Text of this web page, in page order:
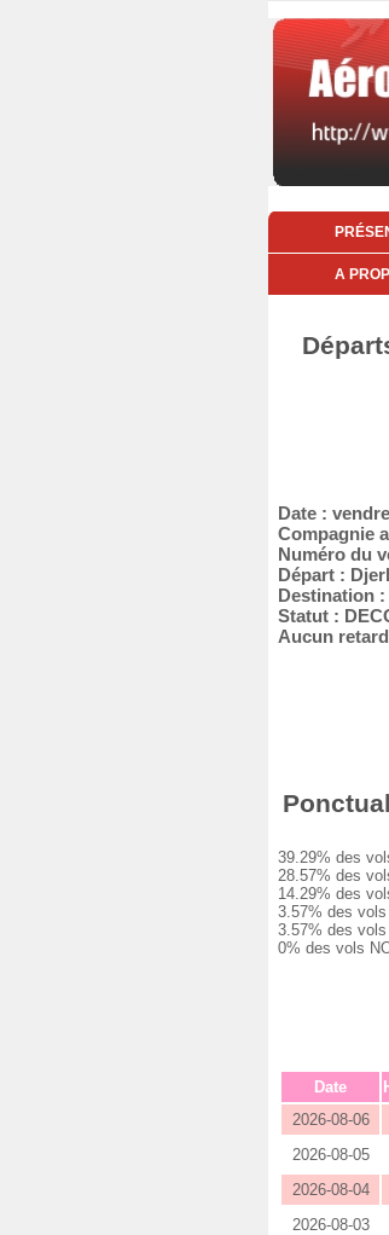
A
Date :
Compagnie
Numéro du
Départ :
Destination :
Statut :
Aucun retard
39.29% des
28.57% des
14.29% des
3.57% des
3.57% des
0% des vols
Date
2026-08-06
2026-08-05
2026-08-04
2026-08-03